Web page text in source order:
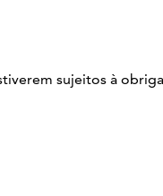
sujeitos à